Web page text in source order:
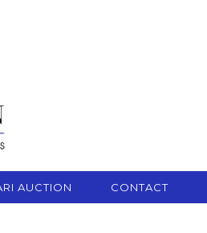
AUCTION CONTACT